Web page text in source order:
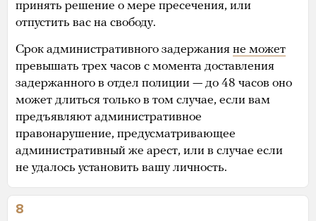
принять решение о мере пресечения, или
отпустить вас на свободу.
Срок административного задержания не может
превышать трех часов с момента доставления
задержанного в отдел полиции — до 48 часов оно
может длиться только в том случае, если вам
предъявляют административное
правонарушение, предусматривающее
административный же арест, или в случае если
не удалось установить вашу личность.
8